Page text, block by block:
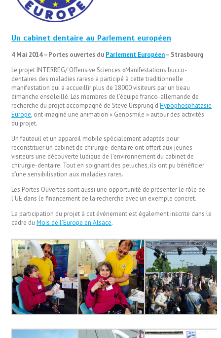
Un cabinet dentaire au Parlement européen
4 Mai 2014 – Portes ouvertes du Parlement Européen– Strasbourg
Le projet INTERREG/ Offensive Sciences «Manifestations bucco-
dentaires des maladies rares» a participé à cette traditionnelle
manifestation qui a accueillir plus de 18000 visiteurs par un beau
dimanche ensoleillé. Les membres de l’équipe franco-allemande de
recherche du projet accompagné de Steve Ursprung d’Hypophosphatasie
Europe, ont imaginé une animation « Genosmile » autour des activités
du projet.
Un fauteuil et un appareil mobile spécialement adaptés pour
reconstituer un cabinet de chirurgie-dentaire ont offert aux jeunes
visiteurs une découverte ludique de l’environnement du cabinet de
chirurgie-dentaire. Tout en soignant des peluches, ils ont pu bénéficier
d’une sensibilisation aux maladies rares.
Les Portes Ouvertes sont aussi une opportunité de présenter le rôle de
l’UE dans le financement de la recherche avec un exemple concret.
La participation du projet à cet événement est également inscrite dans le
cadre du Mois de l’Europe en Alsace.